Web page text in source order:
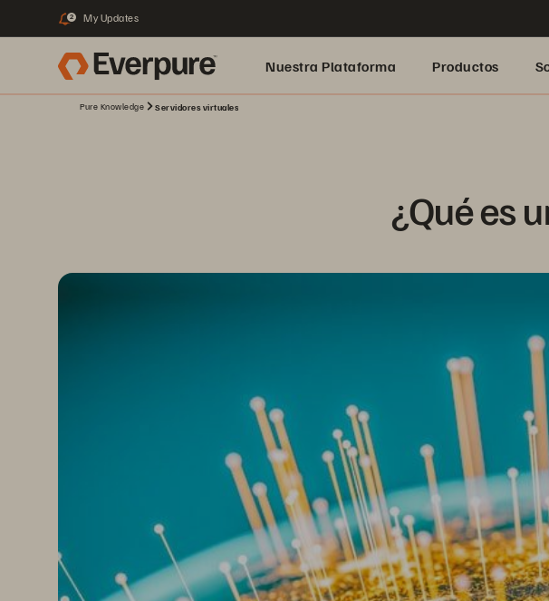
2 My Updates
Nuestra Plataforma Productos
Pure Knowledge Servidores virtuales
¿Qué es